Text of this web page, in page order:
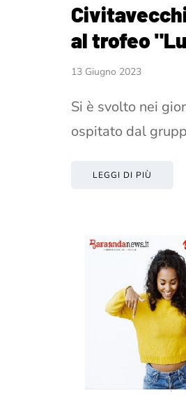
al trofeo
13 Giugno 2023
Si è svolto nei
ospitato dal
LEGGI DI PIÙ